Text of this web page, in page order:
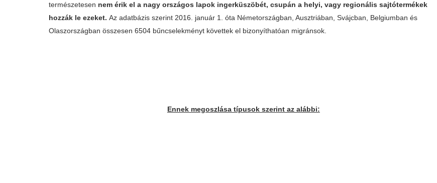
természetesen nem érik el a nagy országos lapok ingerküszöbét, csupán a helyi, vagy regionális sajtótermékek
hozzák le ezeket. Az adatbázis szerint 2016. január 1. óta Németországban, Ausztriában, Svájcban, Belgiumban és
Olaszországban összesen 6504 bűncselekményt követtek el bizonyíthatóan migránsok.
Ennek megoszlása típusok szerint az alábbi: